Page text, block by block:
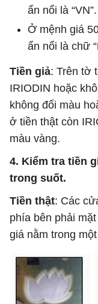
ẩn nổi là “VN”.
Ở mệnh giá
ẩn nổi là chữ
Tiền giả: Trên tờ
IRIODIN hoặc
không đổi màu
ở tiền thật còn
màu vàng.
4. Kiểm tra tiền
trong suốt.
Tiền thật: Các
phía bên phải
giá nằm trong